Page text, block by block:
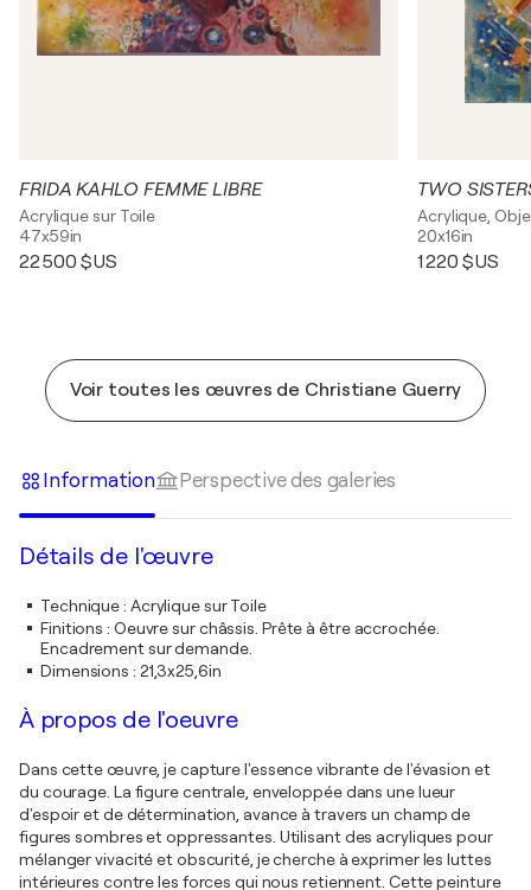
FRIDA KAHLO FEMME LIBRE
Acrylique sur Toile
47x59in
22 500 $US
TWO
Acrylique,
20x16in
1 220 $US
Voir toutes les œuvres de Christiane Guerry
Information Perspective des galeries
Détails de l'œuvre
Technique: Acrylique sur Toile
Finitions : Oeuvre sur châssis. Prête à être accrochée.
Encadrement sur demande.
Dimensions : 21,3x25,6in
À propos de l'oeuvre
Dans cette œuvre, je capture l'essence vibrante de l'évasion et
du courage. La figure centrale, enveloppée dans une lueur
d'espoir et de détermination, avance à travers un champ de
figures sombres et oppressantes. Utilisant des acryliques pour
mélanger vivacité et obscurité, je cherche à exprimer les luttes
intérieures contre les forces qui nous retiennent. Cette peinture